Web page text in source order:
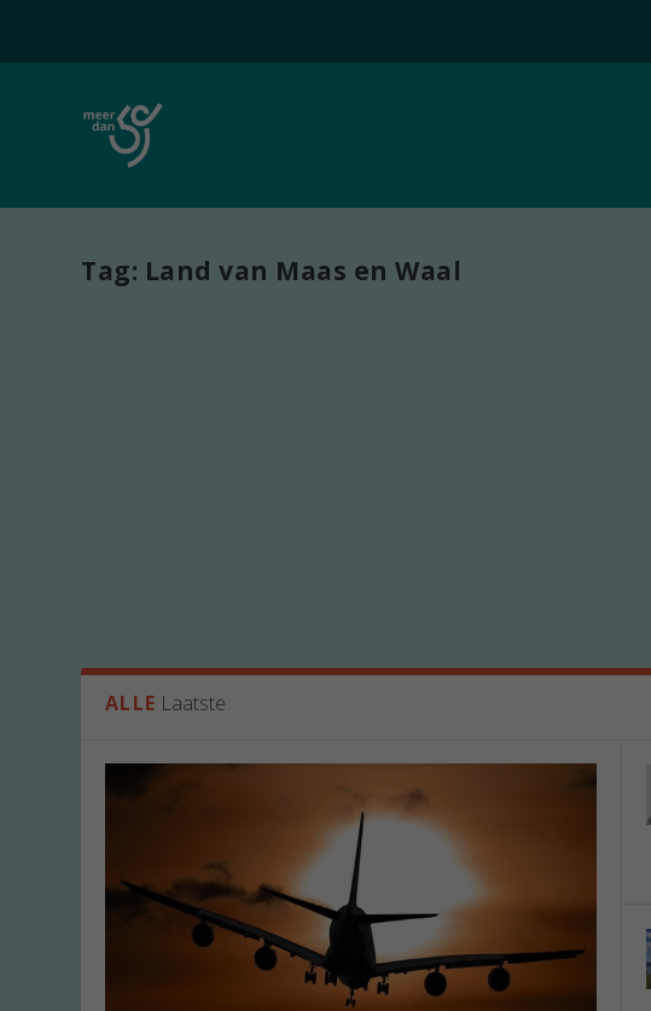
Tag: Land van Maas en Waal
ALLE Laatste